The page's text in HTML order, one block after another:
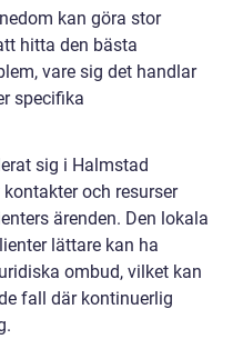
kan göra stor
hitta den bästa
vare sig det handlar
specifika
sig i Halmstad
och resurser
ärenden. Den lokala
lättare kan ha
ombud, vilket kan
fall där kontinuerlig